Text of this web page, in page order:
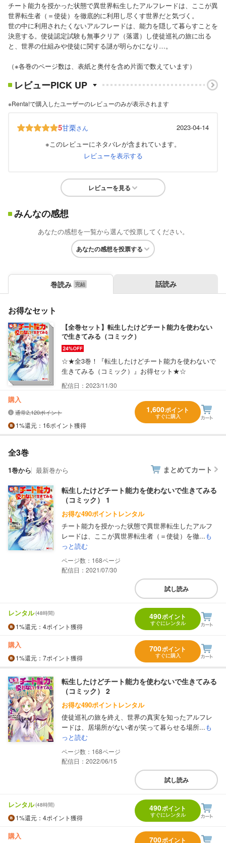
チート能力を授かった状態で異世界転生したアルフレードは、ここが異
世界転生者（＝使徒）を徹底的に利用し尽くす世界だと気づく。
世の中に利用されたくないアルフレードは、能力を隠して暮らすことを
決意する。使徒認定試験も無事クリア（落選）し使徒巡礼の旅に出る
と、世界の仕組みや使徒に関する謎が明らかになり…。
（※各巻のページ数は、表紙と奥付を含め片面で数えています）
レビューPICK UP
※Renta!で購入したユーザーのレビューのみが表示されます
5甘栗さん
2023-04-14
※このレビューにネタバレが含まれています。
レビューを表示する
レビューを見る
みんなの感想
あなたの感想を一覧から選んで投票してください。
あなたの感想を投票する
巻読み 話読み
お得なセット
【全巻セット】転生したけどチート能力を使わない
で生きてみる（コミック）
☆★全3巻！『転生したけどチート能力を使わないで
生きてみる（コミック）』お得セット★☆
配信日：2023/11/30
購入
通常2,120ポイント
1%還元 ：16ポイント獲得
1,600ポイント
すぐに購入
全3巻
1巻から 最新巻から まとめてカート
転生したけどチート能力を使わないで生きてみる
（コミック） 1
お得な490ポイントレンタル
チート能力を授かった状態で異世界転生したアルフ
レードは、ここが異世界転生者（＝使徒）を徹...も
っと読む
168
配信日：2021/07/30
試し読み
レンタル(48時間)
1%還元 ：4ポイント獲得
490ポイント
すぐにレンタル
購入
1%還元 ：7ポイント獲得
700ポイント
すぐに購入
転生したけどチート能力を使わないで生きてみる
（コミック） 2
お得な490ポイントレンタル
使徒巡礼の旅を終え、世界の真実を知ったアルフレ
ードは、居場所がない者が笑って暮らせる場所...も
っと読む
168
配信日：2022/06/15
試し読み
レンタル(48時間)
1%還元 ：4ポイント獲得
490ポイント
すぐにレンタル
購入 700ポイント